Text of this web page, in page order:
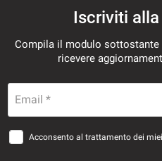
Iscriviti
Compila il modulo
ricevere
Email *
Acconsento al trattamento dei